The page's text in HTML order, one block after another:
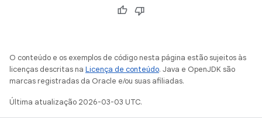
O conteúdo e os exemplos de código nesta página estão sujeitos às
licenças descritas na Licença de conteúdo. Java e OpenJDK são
marcas registradas da Oracle e/ou suas afiliadas.
Última atualização 2026-03-03 UTC.